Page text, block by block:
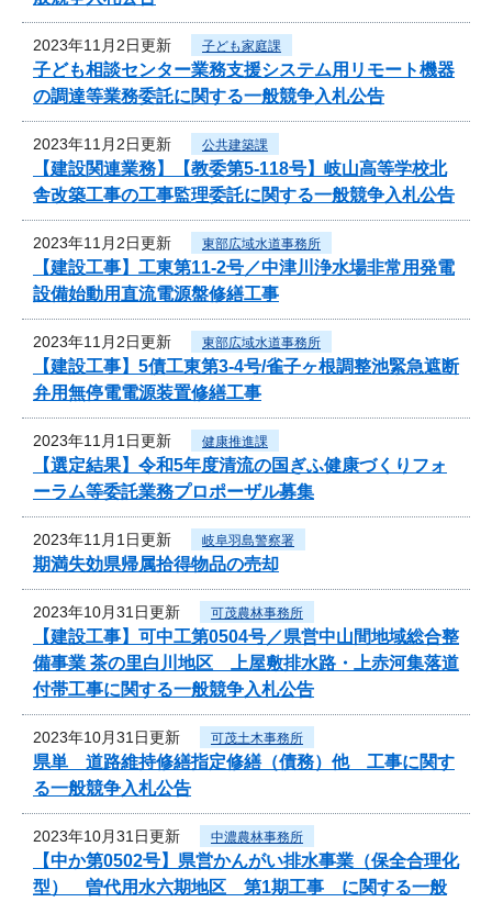
2023年11月2日更新 子ども家庭課
子ども相談センター業務支援システム用リモート機器
の調達等業務委託に関する一般競争入札公告
2023年11月2日更新 公共建築課
【建設関連業務】【教委第5-118号】岐山高等学校北
舎改築工事の工事監理委託に関する一般競争入札公告
2023年11月2日更新 東部広域水道事務所
【建設工事】工東第11-2号／中津川浄水場非常用発電
設備始動用直流電源盤修繕工事
2023年11月2日更新 東部広域水道事務所
【建設工事】5債工東第3-4号/雀子ヶ根調整池緊急遮断
弁用無停電電源装置修繕工事
2023年11月1日更新 健康推進課
【選定結果】令和5年度清流の国ぎふ健康づくりフォ
ーラム等委託業務プロポーザル募集
2023年11月1日更新 岐阜羽島警察署
期満失効県帰属拾得物品の売却
2023年10月31日更新 可茂農林事務所
【建設工事】可中工第0504号／県営中山間地域総合整
備事業 茶の里白川地区 上屋敷排水路・上赤河集落道
付帯工事に関する一般競争入札公告
2023年10月31日更新 可茂土木事務所
県単 道路維持修繕指定修繕（債務）他 工事に関す
る一般競争入札公告
2023年10月31日更新 中濃農林事務所
【中か第0502号】県営かんがい排水事業（保全合理化
型） 曽代用水六期地区 第1期工事 に関する一般